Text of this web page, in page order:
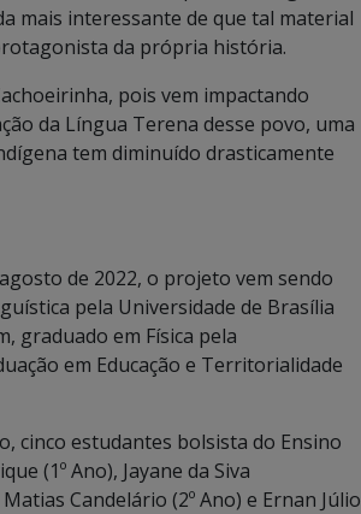
mais interessante de que tal material
da própria história.
pois vem impactando
da Língua Terena desse povo, uma
tem diminuído drasticamente
de 2022, o projeto vem sendo
pela Universidade de Brasília
graduado em Física pela
em Educação e Territorialidade
cinco estudantes bolsista do Ensino
(1º Ano), Jayane da Siva
Candelário (2º Ano) e Ernan Júlio